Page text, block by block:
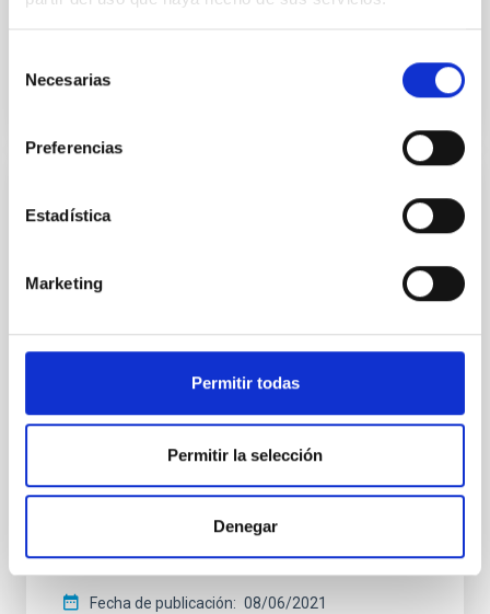
Necesarias
Preferencias
Estadística
Marketing
Permitir todas
Permitir la selección
Denegar
Fecha de publicación 19/12/2022 - 15:18
preóptica para el instrumento HARMONI
el Telescopio Extremadamente Grande (Extremely
Large Telescope, ELT) en Cerro Armazones (Chile),
realizado por el Instituto de Astrofísica de Canarias
Final previa al inicio de la fabricación del instrumento
de este telescopio de 39 metros de diámetro, el
del Observatorio Europeo Austral (European
Southern Observatory, ESO).
Fecha de publicación 08/06/2021